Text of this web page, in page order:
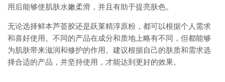
用后能够使肌肤水嫩柔滑，并且有助于提亮肤色。
无论选择鲜本芦荟胶还是跃莱精淳原粉，都可以根据个人需求
和喜好使用。不同的产品在成分和质地上略有不同，但都能够
为肌肤带来滋润和修护的作用。建议根据自己的肤质和需求选
择合适的产品，并坚持使用，才能达到更好的效果。